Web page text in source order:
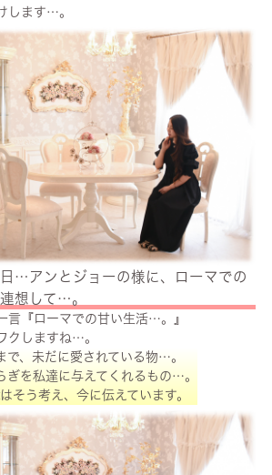
します…。
…アンとジョーの様に、ローマでの
想して…。
言『ローマでの甘い生活…。』
クしますね…。
、未だに愛されている物…。
ぎを私達に与えてくれるもの…。
そう考え、今に伝えています。